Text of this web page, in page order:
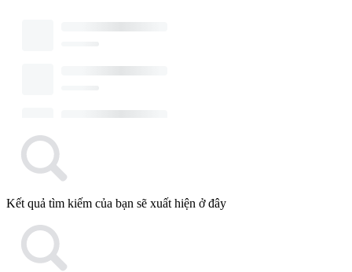
Kết quả tìm kiếm của bạn sẽ xuất hiện ở đây